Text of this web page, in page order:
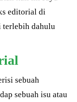
editorial di
terlebih dahulu
sebuah
sebuah isu atau